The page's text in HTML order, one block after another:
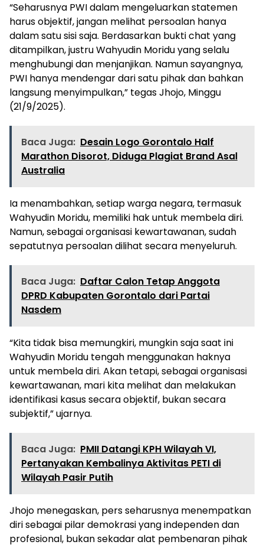
“Seharusnya PWI dalam mengeluarkan statemen
harus objektif, jangan melihat persoalan hanya
dalam satu sisi saja. Berdasarkan bukti chat yang
ditampilkan, justru Wahyudin Moridu yang selalu
menghubungi dan menjanjikan. Namun sayangnya,
PWI hanya mendengar dari satu pihak dan bahkan
langsung menyimpulkan,” tegas Jhojo, Minggu
(21/9/2025).
Baca Juga: Desain Logo Gorontalo Half
Marathon Disorot, Diduga Plagiat Brand Asal
Australia
Ia menambahkan, setiap warga negara, termasuk
Wahyudin Moridu, memiliki hak untuk membela diri.
Namun, sebagai organisasi kewartawanan, sudah
sepatutnya persoalan dilihat secara menyeluruh.
Baca Juga: Daftar Calon Tetap Anggota
DPRD Kabupaten Gorontalo dari Partai
Nasdem
“Kita tidak bisa memungkiri, mungkin saja saat ini
Wahyudin Moridu tengah menggunakan haknya
untuk membela diri. Akan tetapi, sebagai organisasi
kewartawanan, mari kita melihat dan melakukan
identifikasi kasus secara objektif, bukan secara
subjektif,” ujarnya.
Baca Juga: PMII Datangi KPH Wilayah VI,
Pertanyakan Kembalinya Aktivitas PETI di
Wilayah Pasir Putih
Jhojo menegaskan, pers seharusnya menempatkan
diri sebagai pilar demokrasi yang independen dan
profesional, bukan sekadar alat pembenaran pihak